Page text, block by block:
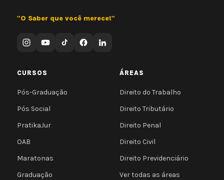
"O Saber que você merece!"
CURSOS
Pós-Graduação
Pós Social
PratikaJur
OAB
Maratonas
Graduação
ÁREAS
Direito do Trabalho
Direito Tributário
Direito Penal
Direito Civil
Direito Previdenciário
Ver todas as áreas